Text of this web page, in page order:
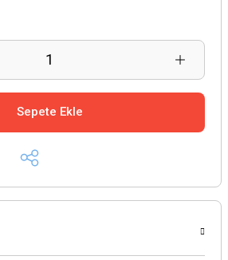
Sepete Ekle